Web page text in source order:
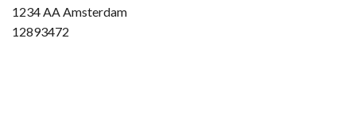
1234 AA Amsterdam
12893472